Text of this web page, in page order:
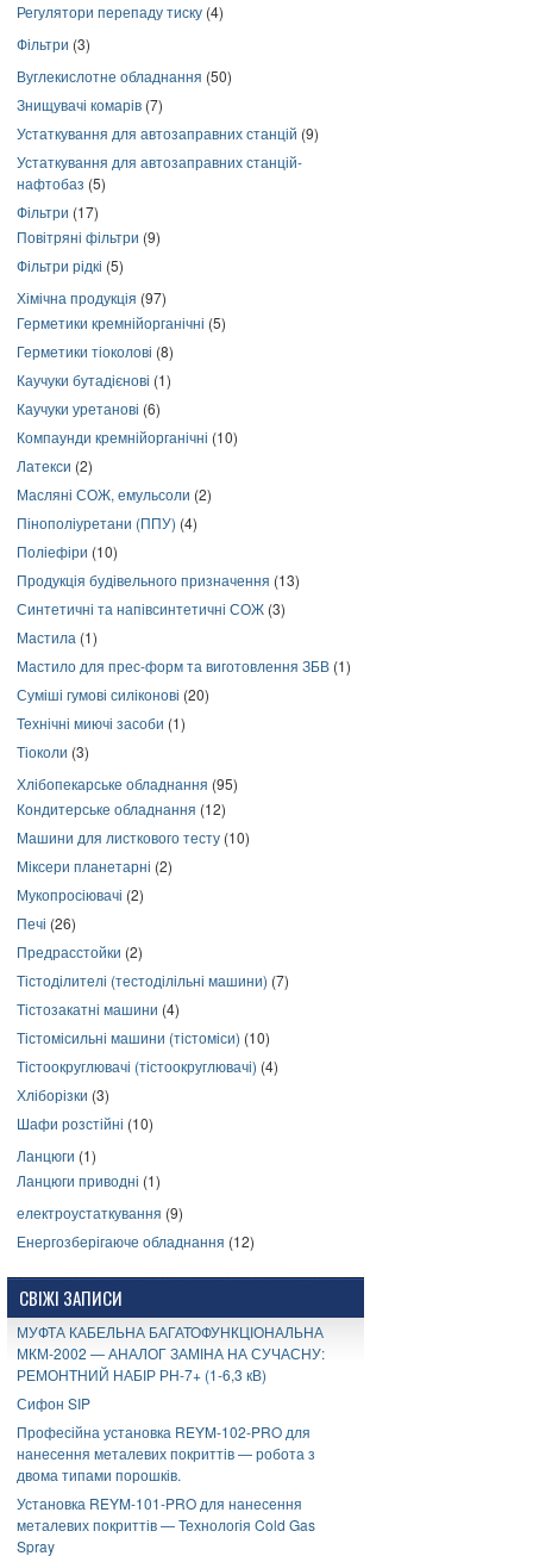
Регулятори перепаду тиску (4)
Фільтри (3)
Вуглекислотне обладнання (50)
Знищувачі комарів (7)
Устаткування для автозаправних станцій (9)
Устаткування для автозаправних станцій-
нафтобаз (5)
Фільтри (17)
Повітряні фільтри (9)
Фільтри рідкі (5)
Хімічна продукція (97)
Герметики кремнійорганічні (5)
Герметики тіоколові (8)
Каучуки бутадієнові (1)
Каучуки уретанові (6)
Компаунди кремнійорганічні (10)
Латекси (2)
Масляні СОЖ, емульсоли (2)
Пінополіуретани (ППУ) (4)
Поліефіри (10)
Продукція будівельного призначення (13)
Синтетичні та напівсинтетичні СОЖ (3)
Мастила (1)
Мастило для прес-форм та виготовлення ЗБВ (1)
Суміші гумові силіконові (20)
Технічні миючі засоби (1)
Тіоколи (3)
Хлібопекарське обладнання (95)
Кондитерське обладнання (12)
Машини для листкового тесту (10)
Міксери планетарні (2)
Мукопросіювачі (2)
Печі (26)
Предрасстойки (2)
Тістоділителі (тестоділільні машини) (7)
Тістозакатні машини (4)
Тістомісильні машини (тістоміси) (10)
Тістоокруглювачі (тістоокруглювачі) (4)
Хліборізки (3)
Шафи розстійні (10)
Ланцюги (1)
Ланцюги приводні (1)
електроустаткування (9)
Енергозберігаюче обладнання (12)
СВІЖІ ЗАПИСИ
МУФТА КАБЕЛЬНА БАГАТОФУНКЦІОНАЛЬНА
МКМ-2002 — АНАЛОГ ЗАМІНА НА СУЧАСНУ:
РЕМОНТНИЙ НАБІР РН-7+ (1-6,3 кВ)
Сифон SIP
Професійна установка REYM-102-PRO для
нанесення металевих покриттів — робота з
двома типами порошків.
Установка REYM-101-PRO для нанесення
металевих покриттів — Технологія Cold Gas
Spray